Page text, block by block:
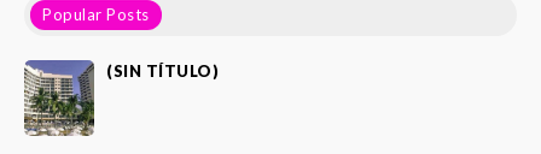
Popular Posts
(SIN TÍTULO)